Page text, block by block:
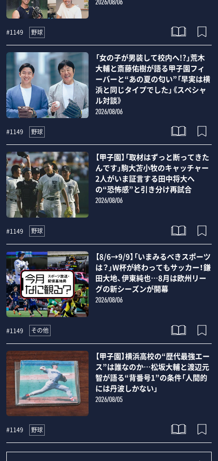
2026/08/06
#1149 野球
「女の子が男装して校内へ!?」荒木
大輔と斎藤佑樹が語る甲子園フィ
ーバーと“あの夏の匂い”「早実は横
浜と同じタイプでした」《スペシャ
ル対談》
2026/08/06
#1149 野球
【甲子園】「取材はずっと断ってきた
んです」駒大苫小牧のキャッチャー
2人がいま証言する田中将大へ
の“恐怖感”と引き分け再試合
2026/08/06
#1149 野球
【8/6→9/9】「いまみるべきスポーツ
は？」W杯が終わってもサッカー！鎌
田大地、伊東純也…8月は欧州リー
グの新シーズンが開幕
2026/08/06
#1149 その他
【甲子園】横浜高校の“歴代最強エー
ス”は誰なのか…松坂大輔と渡辺元
智が語る“背番号1”の条件「人間的
には丹波しかない」
2026/08/05
#1149 野球